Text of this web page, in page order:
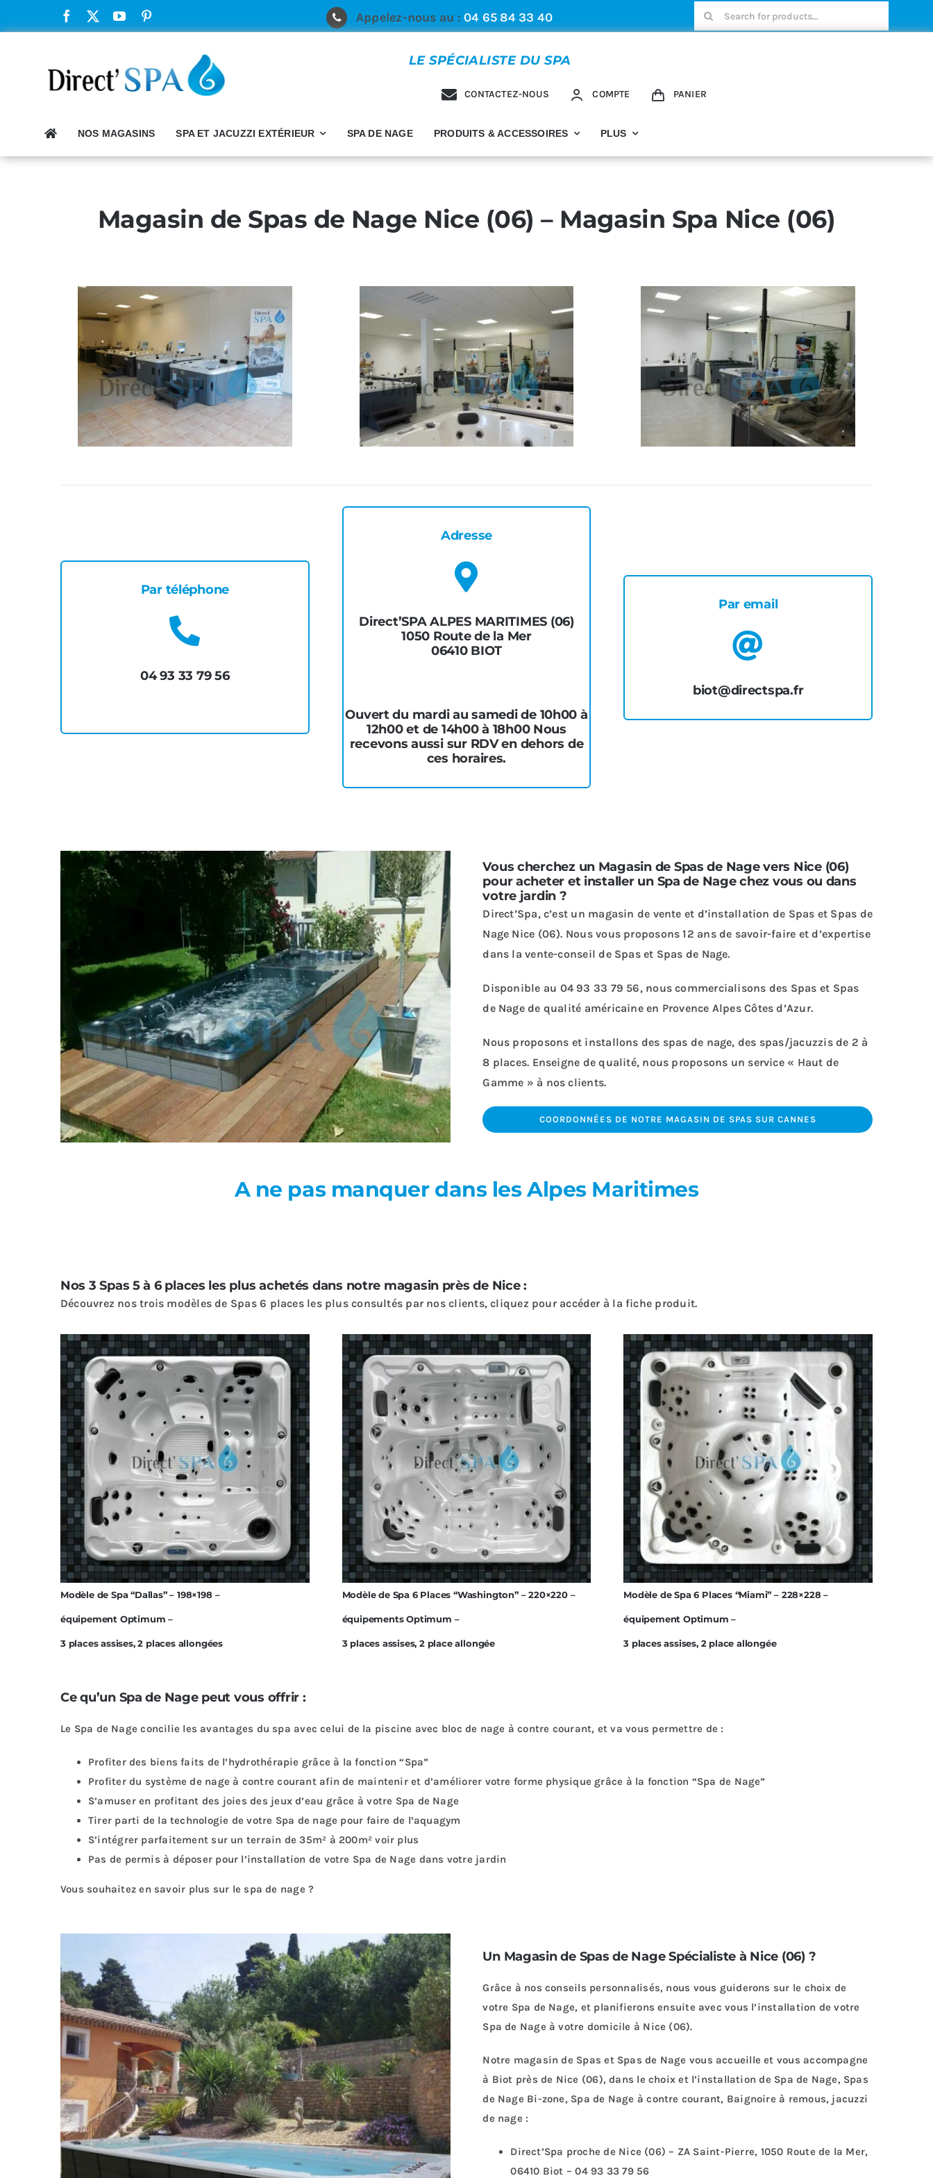
au
Appelez-nous au :04 65 84 33 40 Rechercher:
LE SPÉCIALISTE DU SPA
CONTACTEZ-NOUS COMPTE PANIER
NOS MAGASINS SPA ET JACUZZI EXTÉRIEUR SPA DE NAGE PRODUITS & ACCESSOIRES PLUS
Magasin de Spas de Nage Nice (06) – Magasin Spa Nice (06)
Par téléphone
04 93 33 79 56
Adresse
Direct’SPA ALPES MARITIMES (06)
1050 Route de la Mer
06410 BIOT
Ouvert du mardi au samedi de 10h00 à
12h00 et de 14h00 à 18h00 Nous
recevons aussi sur RDV en dehors de
ces horaires.
Par email
biot@directspa.fr
Vous cherchez un Magasin de Spas de Nage vers Nice (06)
pour acheter et installer un Spa de Nage chez vous ou dans
votre jardin ?
Direct’Spa, c’est un magasin de vente et d’installation de Spas et Spas de
Nage Nice (06). Nous vous proposons 12 ans de savoir-faire et d’expertise
dans la vente-conseil de Spas et Spas de Nage.
Disponible au 04 93 33 79 56, nous commercialisons des Spas et Spas
de Nage de qualité américaine en Provence Alpes Côtes d’Azur.
Nous proposons et installons des spas de nage, des spas/jacuzzis de 2 à
8 places. Enseigne de qualité, nous proposons un service « Haut de
Gamme » à nos clients.
COORDONNÉES DE NOTRE MAGASIN DE SPAS SUR CANNES
A ne pas manquer dans les Alpes Maritimes
Nos 3 Spas 5 à 6 places les plus achetés dans notre magasin près de Nice :
Découvrez nos trois modèles de Spas 6 places les plus consultés par nos clients, cliquez pour accéder à la fiche produit.
Modèle de Spa “Dallas” – 198×198 –
équipement Optimum –
3 places assises, 2 places allongées
Modèle de Spa 6 Places “Washington” – 220×220 –
équipements Optimum –
3 places assises, 2 place allongée
Modèle de Spa 6 Places “Miami” – 228×228 –
équipement Optimum –
3 places assises, 2 place allongée
Ce qu’un Spa de Nage peut vous offrir :
Le Spa de Nage concilie les avantages du spa avec celui de la piscine avec bloc de nage à contre courant, et va vous permettre de :
Profiter des biens faits de l’hydrothérapie grâce à la fonction “Spa”
Profiter du système de nage à contre courant afin de maintenir et d’améliorer votre forme physique grâce à la fonction “Spa de Nage”
S’amuser en profitant des joies des jeux d’eau grâce à votre Spa de Nage
Tirer parti de la technologie de votre Spa de nage pour faire de l’aquagym
S’intégrer parfaitement sur un terrain de 35m² à 200m² voir plus
Pas de permis à déposer pour l’installation de votre Spa de Nage dans votre jardin
Vous souhaitez en savoir plus sur le spa de nage ?
Un Magasin de Spas de Nage Spécialiste à Nice (06) ?
Grâce à nos conseils personnalisés, nous vous guiderons sur le choix de
votre Spa de Nage, et planifierons ensuite avec vous l’installation de votre
Spa de Nage à votre domicile à Nice (06).
Notre magasin de Spas et Spas de Nage vous accueille et vous accompagne
à Biot près de Nice (06), dans le choix et l’installation de Spa de Nage, Spas
de Nage Bi-zone, Spa de Nage à contre courant, Baignoire à remous, jacuzzi
de nage :
Direct’Spa proche de Nice (06) – ZA Saint-Pierre, 1050 Route de la Mer,
06410 Biot –04 93 33 79 56